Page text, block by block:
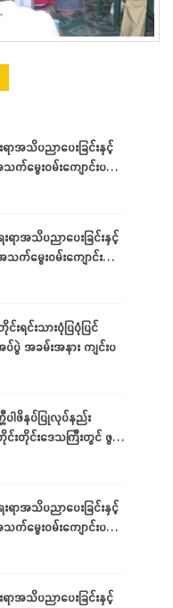
ရာအသိပညာပေးခြင်းနှင့်
က်မွေးဝမ်းကျောင်းပညာ
းစစ်စီမံခြင်းအစီအစဉ်
းရာအသိပညာပေးခြင်းနှင့်
သက်မွေးဝမ်းကျောင်း
းစစ်စီမံခြင်း
င်းရင်းသားပုံပြပုံပြင်
ပ်ပွဲ အခမ်းအနား ကျင်းပ
ပါဖိနပ်ပြုလုပ်နည်း
းတိုင်းဒေသကြီးတွင် ဖွင့်
းရာအသိပညာပေးခြင်းနှင့်
က်မွေးဝမ်းကျောင်းပညာ
စစ်စီမံခြင်း
ရာအသိပညာပေးခြင်းနှင့်